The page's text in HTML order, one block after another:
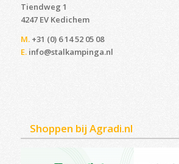
Tiendweg 1
4247 EV Kedichem ‎
M.+31 (0) 6 14 52 05 08
E. info@stalkampinga.nl
Shoppen bij Agradi.nl